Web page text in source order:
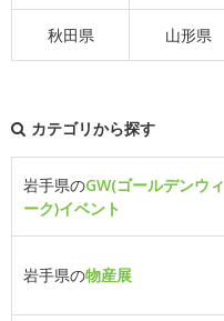
秋田県 山形県
カテゴリから探す
岩手県のGW(ゴールデンウィ
ーク)イベント
岩手県の物産展